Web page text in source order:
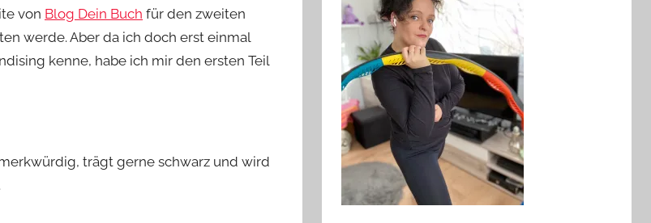
von Blog Dein Buch für den zweiten
werde. Aber da ich doch erst einmal
kenne, habe ich mir den ersten Teil
trägt gerne schwarz und wird